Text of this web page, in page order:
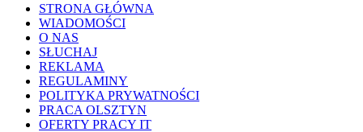
STRONA GŁÓWNA
WIADOMOŚCI
O NAS
SŁUCHAJ
REKLAMA
REGULAMINY
POLITYKA PRYWATNOŚCI
PRACA OLSZTYN
OFERTY PRACY IT